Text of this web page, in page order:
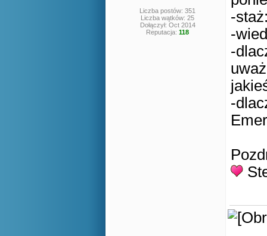
Liczba postów: 351
Liczba wątków: 25
Dołączył: Oct 2014
Reputacja: 118
-
-
-
-